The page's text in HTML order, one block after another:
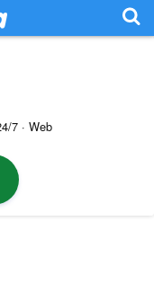
7 · Web